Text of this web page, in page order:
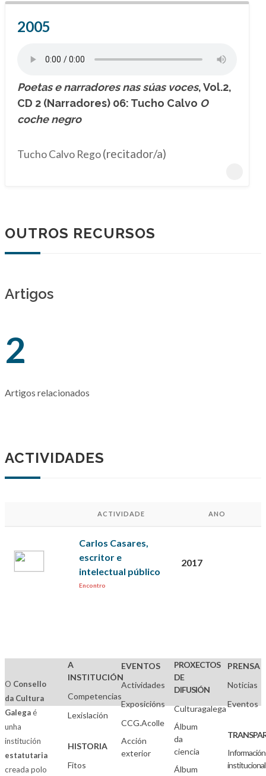
2005
Poetas e narradores nas súas voces, Vol.2,
CD 2 (Narradores) 06: Tucho Calvo O
coche negro
Tucho Calvo Rego(recitador/a)
OUTROS RECURSOS
Artigos
2
Artigos relacionados
ACTIVIDADES
ACTIVIDADE ANO
Carlos Casares,
escritor e
intelectual público
Encontro
2017
O Consello
da Cultura
Galegaé
unha
institución
estatutaria
creada polo
A
INSTITUCIÓN
Competencias
Lexislación
HISTORIA
Fitos
EVENTOS
Actividades
Exposicións
CCG.Acolle
Acción
exterior
PROXECTOS
DE
DIFUSIÓN
Culturagalega
Álbum
da
ciencia
Álbum
PRENSA
Noticias
Eventos
Información
institucional